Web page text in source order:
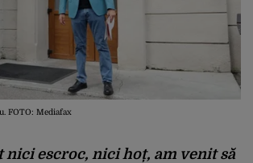
FOTO: Mediafax
nici escroc, nici hoț, am venit să